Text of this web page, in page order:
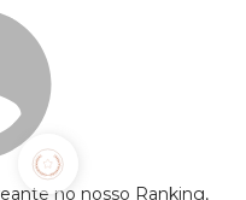
no nosso Ranking,